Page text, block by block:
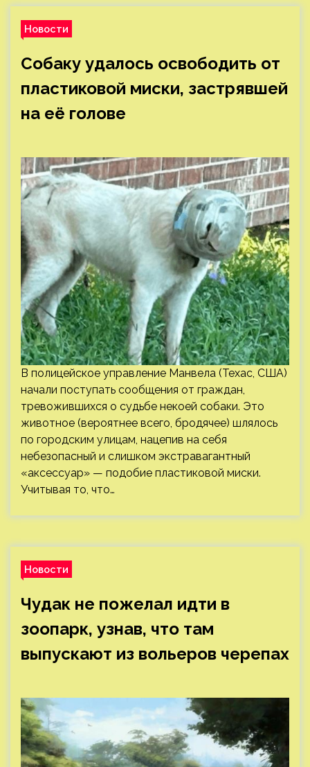
Новости
Собаку удалось освободить от
пластиковой миски, застрявшей
на её голове
В полицейское управление Манвела (Техас, США)
начали поступать сообщения от граждан,
тревожившихся о судьбе некоей собаки. Это
животное (вероятнее всего, бродячее) шлялось
по городским улицам, нацепив на себя
небезопасный и слишком экстравагантный
«аксессуар» — подобие пластиковой миски.
Учитывая то, что…
Новости
Чудак не пожелал идти в
зоопарк, узнав, что там
выпускают из вольеров черепах